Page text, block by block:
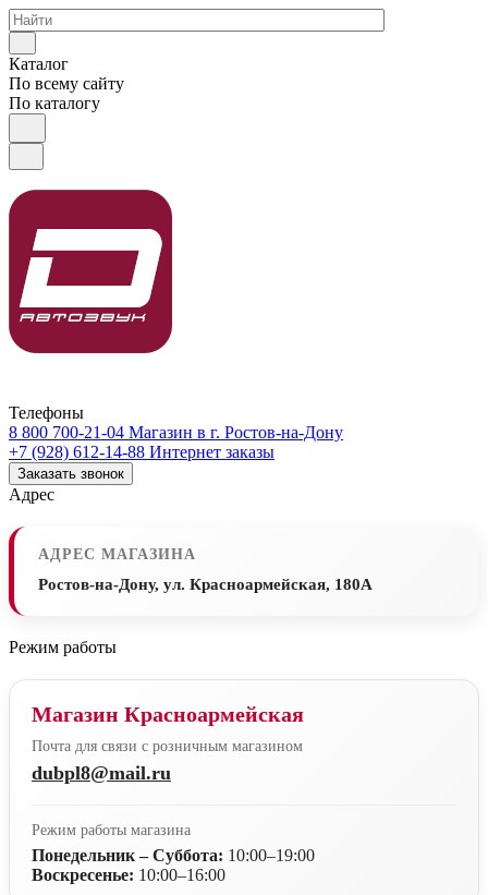
Каталог
По всему сайту
По каталогу
Телефоны
8 800 700-21-04 Магазин в г. Ростов-на-Дону
+7 (928) 612-14-88 Интернет заказы
Заказать звонок
Адрес
АДРЕС МАГАЗИНА
Ростов-на-Дону, ул. Красноармейская, 180А
Режим работы
Магазин Красноармейская
Почта для связи с розничным магазином
dubpl8@mail.ru
Режим работы магазина
Понедельник – Суббота: 10:00–19:00
Воскресенье: 10:00–16:00